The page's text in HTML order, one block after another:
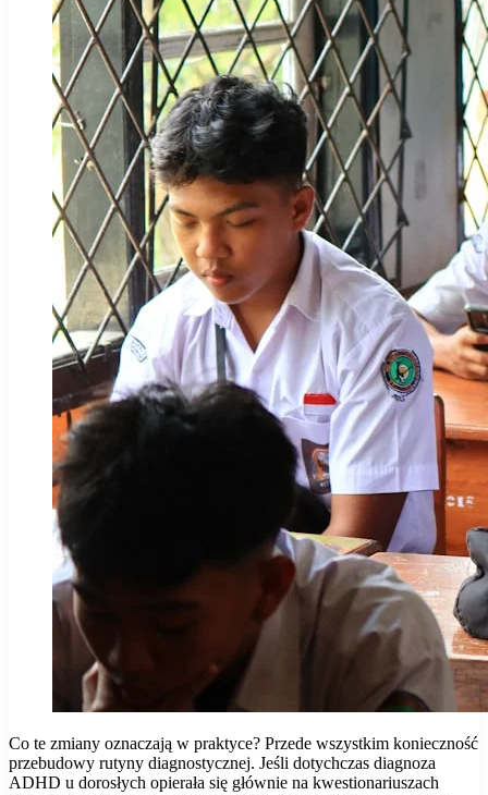
Co te zmiany oznaczają w praktyce? Przede wszystkim konieczność
przebudowy rutyny diagnostycznej. Jeśli dotychczas diagnoza
ADHD u dorosłych opierała się głównie na kwestionariuszach